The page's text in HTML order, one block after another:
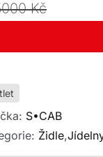
Kč
cena
5000 Kč.
cena
4000
S•CAB
Židle,